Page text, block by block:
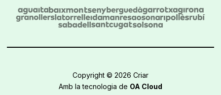
Copyright © 2026 Criar
Amb la tecnologia de OA Cloud